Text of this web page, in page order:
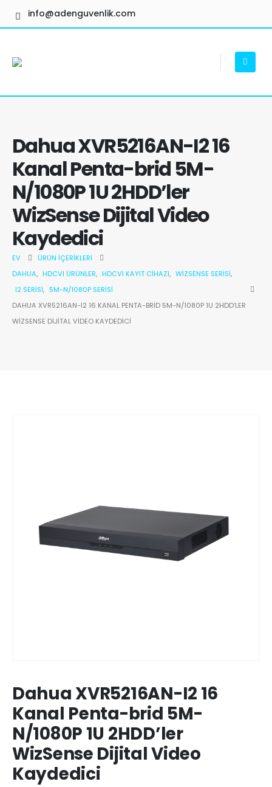
info@adenguvenlik.com
Dahua XVR5216AN-I2 16
Kanal Penta-brid 5M-
N/1080P 1U 2HDD’ler
WizSense Dijital Video
Kaydedici
EV
ÜRÜN İÇERIKLERI
DAHUA, HDCVI ÜRÜNLER, HDCVI KAYIT CIHAZI, WIZSENSE SERISI,
I2 SERISI, 5M-N/1080P SERISI
DAHUA XVR5216AN-I2 16 KANAL PENTA-BRID 5M-N/1080P 1U 2HDD’LER
WIZSENSE DIJITAL VIDEO KAYDEDICI
Dahua XVR5216AN-I2 16
Kanal Penta-brid 5M-
N/1080P 1U 2HDD’ler
WizSense Dijital Video
Kaydedici